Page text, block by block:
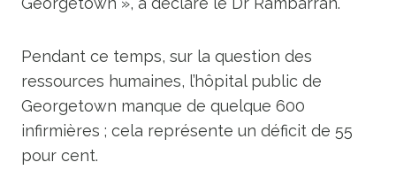
Pendant ce temps, sur la question des
ressources humaines, l’hôpital public de
Georgetown manque de quelque 600
infirmières ; cela représente un déficit de 55
pour cent.